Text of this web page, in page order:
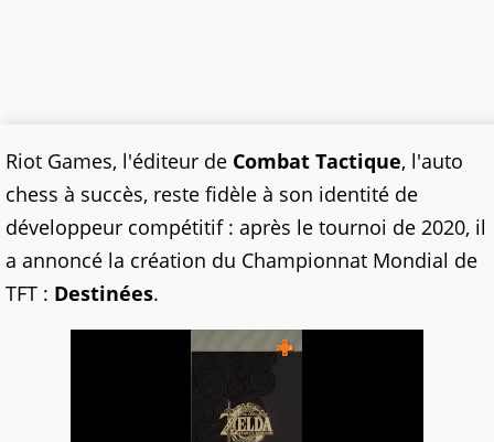
Riot Games, l'éditeur de Combat Tactique, l'auto
chess à succès, reste fidèle à son identité de
développeur compétitif : après le tournoi de 2020, il
a annoncé la création du Championnat Mondial de
TFT : Destinées.